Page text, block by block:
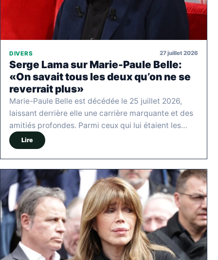
DIVERS 27 juillet 2026
Serge Lama sur Marie-Paule Belle:
«On savait tous les deux qu’on ne se
reverrait plus»
Marie-Paule Belle est décédée le 25 juillet 2026,
laissant derrière elle une carrière marquante et des
amitiés profondes. Parmi ceux qui lui étaient les…
Lire